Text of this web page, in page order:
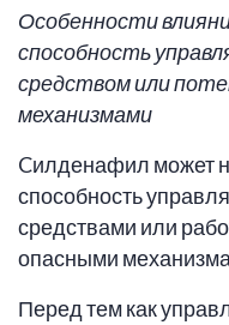
Особенности
способность
средством или
механизмами
Cилденафил может
способность
средствами или
опасными
Перед тем как